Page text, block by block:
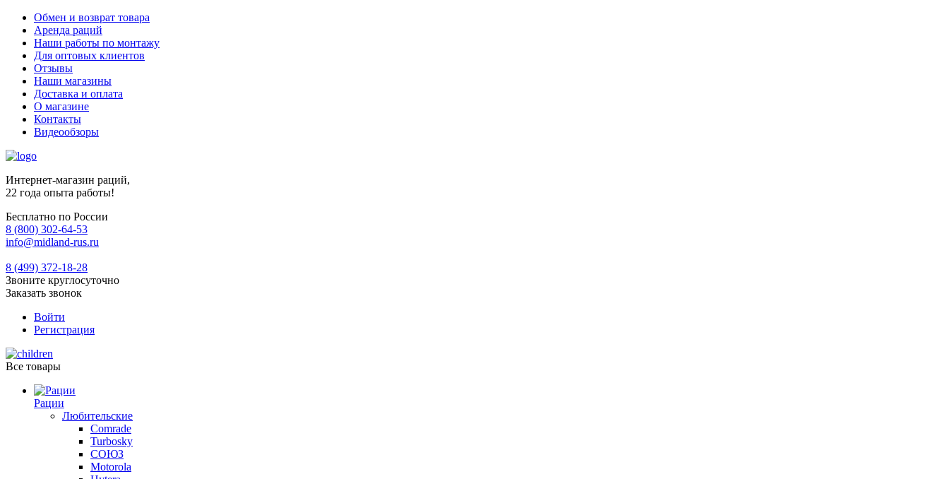
Обмен и возврат товара
Аренда раций
Наши работы по монтажу
Для оптовых клиентов
Отзывы
Наши магазины
Доставка и оплата
О магазине
Контакты
Видеообзоры
Интернет-магазин раций,
22 года опыта работы!
Бесплатно по России
8 (800) 302-64-53
info@midland-rus.ru
8 (499) 372-18-28
Звоните круглосуточно
Заказать звонок
Войти
Регистрация
Все товары
Рации
Любительские
Comrade
Turbosky
СОЮЗ
Motorola